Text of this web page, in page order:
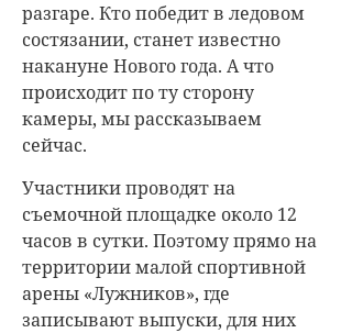
разгаре. Кто победит в ледовом
состязании, станет известно
накануне Нового года. А что
происходит по ту сторону
камеры, мы рассказываем
сейчас.
Участники проводят на
съемочной площадке около 12
часов в сутки. Поэтому прямо на
территории малой спортивной
арены «Лужников», где
записывают выпуски, для них